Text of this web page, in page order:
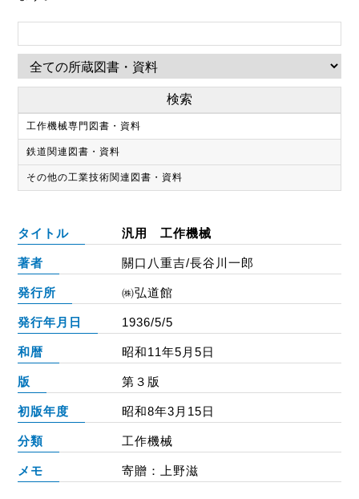
工作機械専門図書・資料
鉄道関連図書・資料
その他の工業技術関連図書・資料
タイトル 汎用 工作機械
著者 關口八重吉/長谷川一郎
発行所 ㈱弘道館
発行年月日 1936/5/5
和暦 昭和11年5月5日
版 第３版
初版年度 昭和8年3月15日
分類 工作機械
メモ 寄贈：上野滋